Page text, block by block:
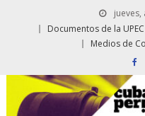
jueves,
Documentos de la UPEC
Medios de